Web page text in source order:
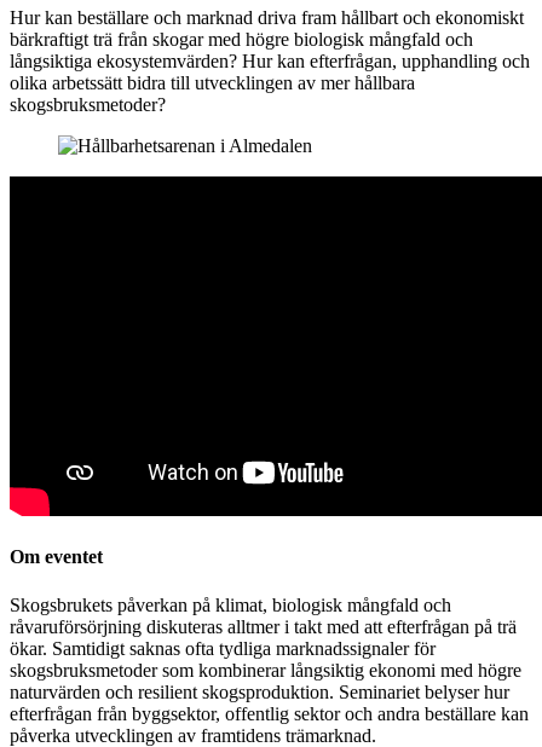
Hur kan beställare och marknad driva fram hållbart och ekonomiskt
bärkraftigt trä från skogar med högre biologisk mångfald och
långsiktiga ekosystemvärden? Hur kan efterfrågan, upphandling och
olika arbetssätt bidra till utvecklingen av mer hållbara
skogsbruksmetoder?
Om eventet
Skogsbrukets påverkan på klimat, biologisk mångfald och
råvaruförsörjning diskuteras alltmer i takt med att efterfrågan på trä
ökar. Samtidigt saknas ofta tydliga marknadssignaler för
skogsbruksmetoder som kombinerar långsiktig ekonomi med högre
naturvärden och resilient skogsproduktion. Seminariet belyser hur
efterfrågan från byggsektor, offentlig sektor och andra beställare kan
påverka utvecklingen av framtidens trämarknad.